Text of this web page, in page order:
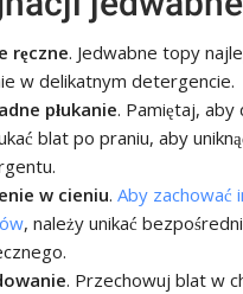
ręczne. Jedwabne topy
w delikatnym detergencie.
płukanie. Pamiętaj, aby
blat po praniu, aby
w cieniu. Aby zachować
, należy unikać
. Przechowuj blat w